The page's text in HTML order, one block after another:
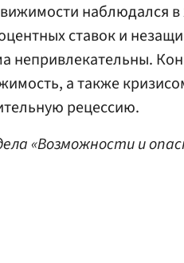
наблюдался
ставок и
непривлекательны.
а также
рецессию.
«Возможности и